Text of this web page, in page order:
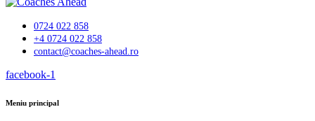
0724 022 858
+4 0724 022 858
contact@coaches-ahead.ro
facebook-1
Meniu principal